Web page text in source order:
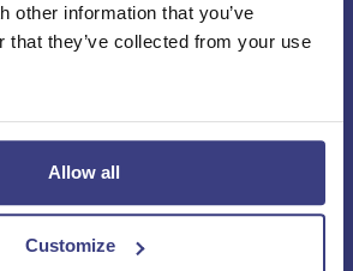
other information that you’ve
that they’ve collected from your use
Allow all
Customize